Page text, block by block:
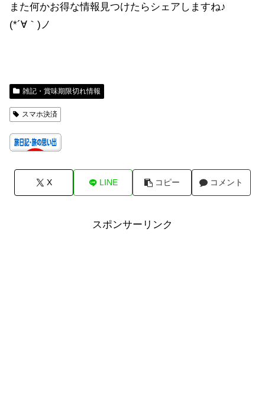
また何かお得な情報見つけたらシェアしますね♪
(*´∀｀)ノ
雑記・賞味期限切れ情報
スマホ決済
X LINE コピー コメント
スポンサーリンク